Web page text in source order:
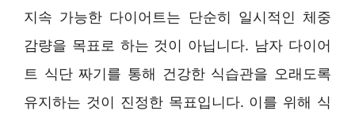
지속 가능한 다이어트는 단순히 일시적인 체중
감량을 목표로 하는 것이 아닙니다. 남자 다이어
트 식단 짜기를 통해 건강한 식습관을 오래도록
유지하는 것이 진정한 목표입니다. 이를 위해 식